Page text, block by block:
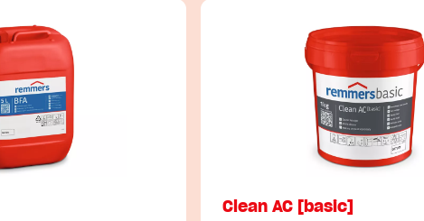
Clean AC [basic]